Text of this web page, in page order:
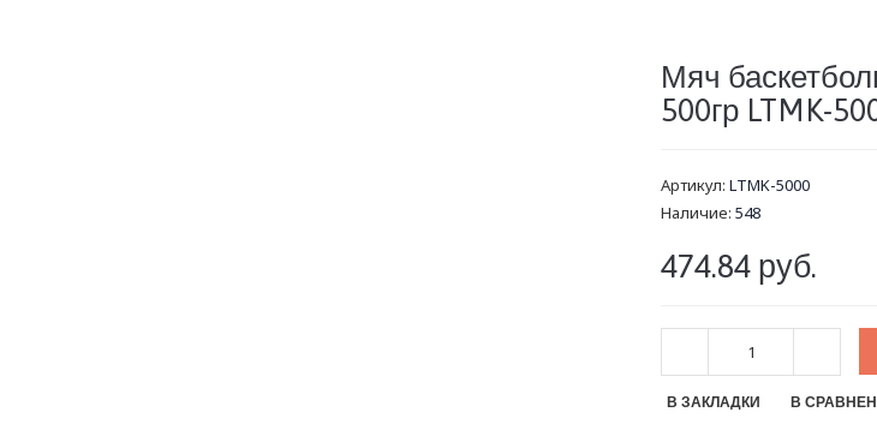
Мяч
500гр LTMK-
Артикул:LTMK-5000
Наличие:548
474.84 руб.
В ЗАКЛАДКИ В